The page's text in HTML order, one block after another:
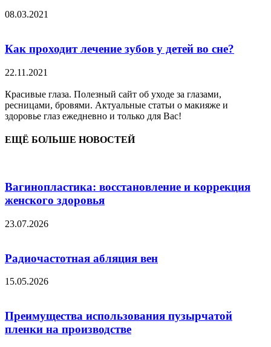
08.03.2021
Как проходит лечение зубов у детей во сне?
22.11.2021
Красивые глаза. Полезный сайт об уходе за глазами,
ресницами, бровями. Актуальные статьи о макияже и
здоровье глаз ежедневно и только для Вас!
ЕЩЁ БОЛЬШЕ НОВОСТЕЙ
Вагинопластика: восстановление и коррекция
женского здоровья
23.07.2026
Радиочастотная абляция вен
15.05.2026
Преимущества использования пузырчатой
пленки на производстве